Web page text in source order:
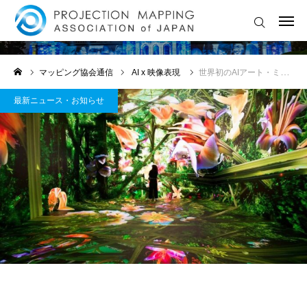
最新ニュース・お知らせ
マッピング協会通信 AI x 映像表現 世界初のAIアート・ミュージアム「DATALAND」、6月20日オープンへ
最新ニュース・お知らせ
ログイン 協会に入会する
🔔 最新ニュース・お知らせ
💡ライトアートイベント情報
🏆 国内外コンテスト情報
🎓セミナー・ワークショップ
🎥 LIVE配信・アーカイブ
🤖 AI × 映像表現 特集